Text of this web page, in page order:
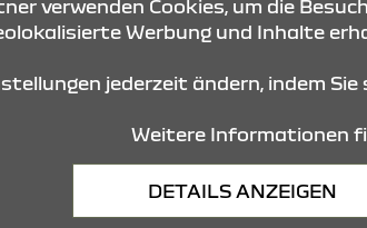
13:00 - 18:00 Uhr
Samstag
Cookies Barrierefreiheit
verwenden Cookies, um die
Werbung und Inhalte
jederzeit ändern, indem
Weitere Informationen
DETAILS ANZEIGEN